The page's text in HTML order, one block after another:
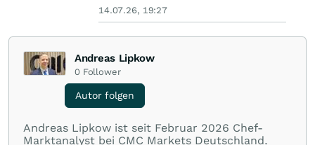
14.07.26, 19:27
Andreas Lipkow
0 Follower
Autor folgen
Andreas Lipkow ist seit Februar 2026 Chef-
Marktanalyst bei CMC Markets Deutschland.